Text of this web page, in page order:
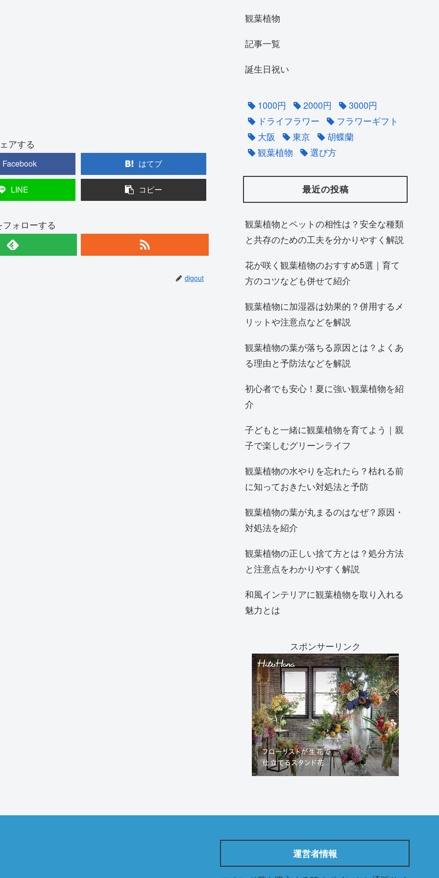
アする
Facebook はてブ
LINE コピー
ォローする
digout
観葉植物
記事一覧
誕生日祝い
1000円 2000円
3000円
ドライフラワー
フラワーギフト
大阪
東京
胡蝶蘭
観葉植物
選び方
最近の投稿
観葉植物とペットの相性は？安全な種類
と共存のための工夫を分かりやすく解説
花が咲く観葉植物のおすすめ5選｜育て
方のコツなども併せて紹介
観葉植物に加湿器は効果的？併用するメ
リットや注意点などを解説
観葉植物の葉が落ちる原因とは？よくあ
る理由と予防法などを解説
初心者でも安心！夏に強い観葉植物を紹
介
子どもと一緒に観葉植物を育てよう｜親
子で楽しむグリーンライフ
観葉植物の水やりを忘れたら？枯れる前
に知っておきたい対処法と予防
観葉植物の葉が丸まるのはなぜ？原因・
対処法を紹介
観葉植物の正しい捨て方とは？処分方法
と注意点をわかりやすく解説
和風インテリアに観葉植物を取り入れる
魅力とは
スポンサーリンク
運営者情報